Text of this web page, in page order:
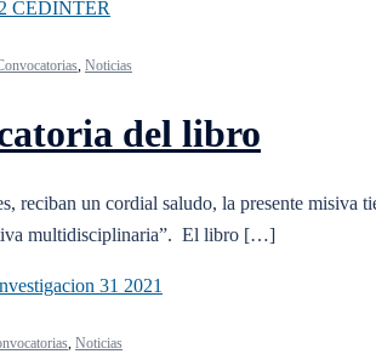
, Noticias
del libro
reciban un cordial saludo, la presente
multidisciplinaria”. El libro […]
, Noticias